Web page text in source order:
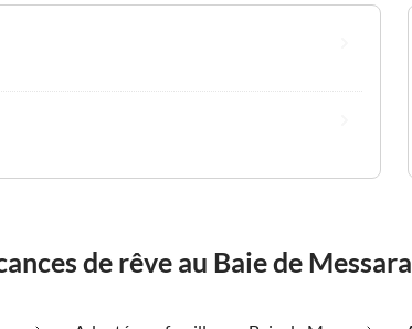
de rêve au Baie de Messara